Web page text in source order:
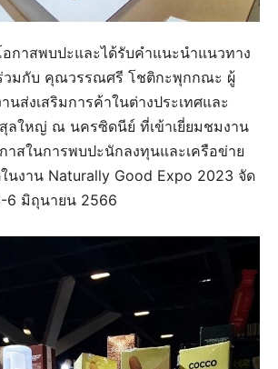
อกาสพบปะและได้รับคำแนะนำแนวทาง
วมกับ คุณวรรณศรี โชติกะพุกกณะ ผู้
นส่งเสริมการค้าในต่างประเทศและ
ลใหญ่ ณ นครซิดนีย์ ที่เข้าเยี่ยมชมงาน
าสในการพบปะนักลงทุนและเครือข่าย
นงาน Naturally Good Expo 2023 จัด
6 มิถุนายน 2566